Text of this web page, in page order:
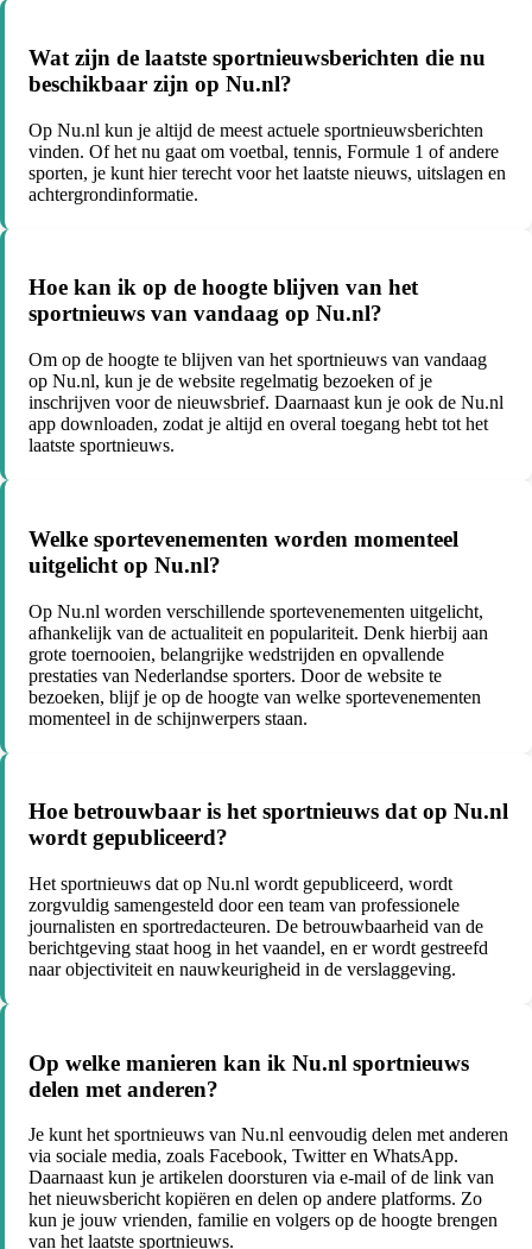
Wat zijn de laatste sportnieuwsberichten die nu
beschikbaar zijn op Nu.nl?
Op Nu.nl kun je altijd de meest actuele sportnieuwsberichten
vinden. Of het nu gaat om voetbal, tennis, Formule 1 of andere
sporten, je kunt hier terecht voor het laatste nieuws, uitslagen en
achtergrondinformatie.
Hoe kan ik op de hoogte blijven van het
sportnieuws van vandaag op Nu.nl?
Om op de hoogte te blijven van het sportnieuws van vandaag
op Nu.nl, kun je de website regelmatig bezoeken of je
inschrijven voor de nieuwsbrief. Daarnaast kun je ook de Nu.nl
app downloaden, zodat je altijd en overal toegang hebt tot het
laatste sportnieuws.
Welke sportevenementen worden momenteel
uitgelicht op Nu.nl?
Op Nu.nl worden verschillende sportevenementen uitgelicht,
afhankelijk van de actualiteit en populariteit. Denk hierbij aan
grote toernooien, belangrijke wedstrijden en opvallende
prestaties van Nederlandse sporters. Door de website te
bezoeken, blijf je op de hoogte van welke sportevenementen
momenteel in de schijnwerpers staan.
Hoe betrouwbaar is het sportnieuws dat op Nu.nl
wordt gepubliceerd?
Het sportnieuws dat op Nu.nl wordt gepubliceerd, wordt
zorgvuldig samengesteld door een team van professionele
journalisten en sportredacteuren. De betrouwbaarheid van de
berichtgeving staat hoog in het vaandel, en er wordt gestreefd
naar objectiviteit en nauwkeurigheid in de verslaggeving.
Op welke manieren kan ik Nu.nl sportnieuws
delen met anderen?
Je kunt het sportnieuws van Nu.nl eenvoudig delen met anderen
via sociale media, zoals Facebook, Twitter en WhatsApp.
Daarnaast kun je artikelen doorsturen via e-mail of de link van
het nieuwsbericht kopiëren en delen op andere platforms. Zo
kun je jouw vrienden, familie en volgers op de hoogte brengen
van het laatste sportnieuws.